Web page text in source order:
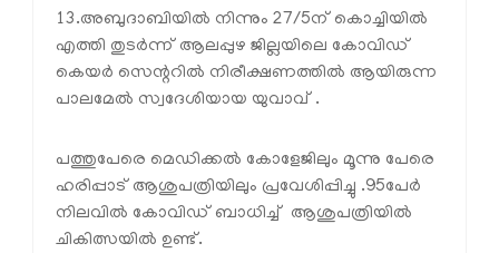
13.അബുദാബിയില്‍ നിന്നും 27/5ന് കൊച്ചിയില്‍
എത്തി തുടര്‍ന്ന് ആലപ്പുഴ ജില്ലയിലെ കോവിഡ്
കെയര്‍ സെന്ററില്‍ നിരീക്ഷണത്തില്‍ ആയിരുന്ന
പാലമേല്‍ സ്വദേശിയായ യുവാവ് .
പത്തുപേരെ മെഡിക്കല്‍ കോളേജിലും മൂന്നു പേരെ
ഹരിപ്പാട് ആശുപത്രിയിലും പ്രവേശിപ്പിച്ചു .95പേര്‍
നിലവില്‍ കോവിഡ് ബാധിച്ച് ആശുപത്രിയില്‍
ചികിത്സയില്‍ ഉണ്ട്.